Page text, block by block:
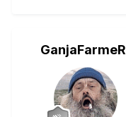
GanjaFarmeR